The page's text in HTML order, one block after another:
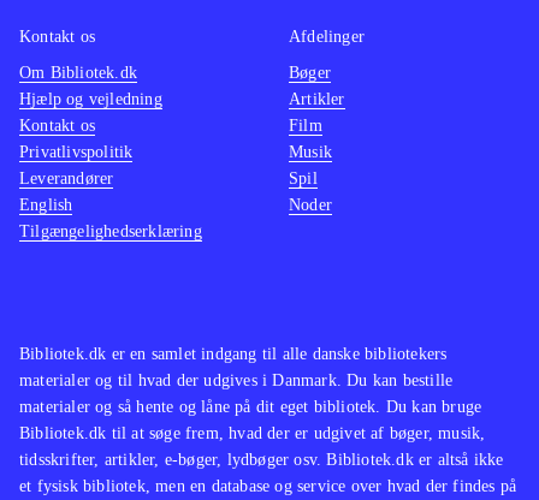
Bibliotek.dk er en samlet indgang til alle danske bibliotekers
materialer og til hvad der udgives i Danmark. Du kan bestille
materialer og så hente og låne på dit eget bibliotek. Du kan bruge
Bibliotek.dk til at søge frem, hvad der er udgivet af bøger, musik,
tidsskrifter, artikler, e-bøger, lydbøger osv. Bibliotek.dk er altså ikke
et fysisk bibliotek, men en database og service over hvad der findes på
Kontakt os
Om Bibliotek.dk
Hjælp og vejledning
Kontakt os
Privatlivspolitik
Leverandører
English
Tilgængelighedserklæring
Afdelinger
Bøger
Artikler
Film
Musik
Spil
Noder